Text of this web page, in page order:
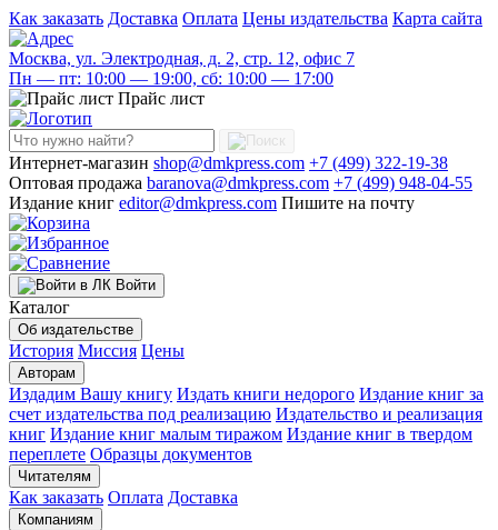
Как заказать Доставка Оплата Цены издательства Карта сайта
Москва, ул. Электродная, д. 2, стр. 12, офис 7
Пн — пт: 10:00 — 19:00, сб: 10:00 — 17:00
Прайс лист
Интернет-магазин shop@dmkpress.com +7 (499) 322-19-38
Оптовая продажа baranova@dmkpress.com +7 (499) 948-04-55
Издание книг editor@dmkpress.com Пишите на почту
Войти
Каталог
Об издательстве
История Миссия Цены
Авторам
Издадим Вашу книгу Издать книги недорого Издание книг за
счет издательства под реализацию Издательство и реализация
книг Издание книг малым тиражом Издание книг в твердом
переплете Образцы документов
Читателям
Как заказать Оплата Доставка
Компаниям